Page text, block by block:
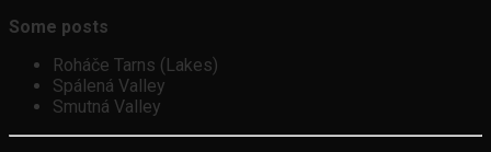
Some posts
Roháče Tarns (Lakes)
Spálená Valley
Smutná Valley